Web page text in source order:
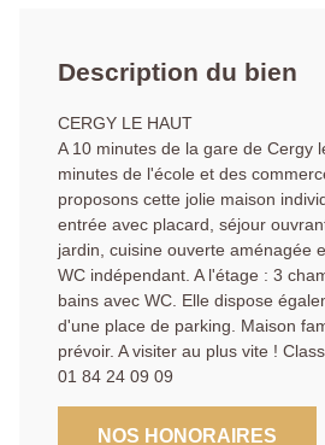
Description du bien
CERGY LE HAUT
A 10 minutes de la gare de Cergy
minutes de l'école et des
proposons cette jolie maison
entrée avec placard, séjour
jardin, cuisine ouverte aménagée
WC indépendant. A l'étage : 3
bains avec WC. Elle dispose
d'une place de parking. Maison
prévoir. A visiter au plus vite !
01 84 24 09 09
NOS HONORAIRES